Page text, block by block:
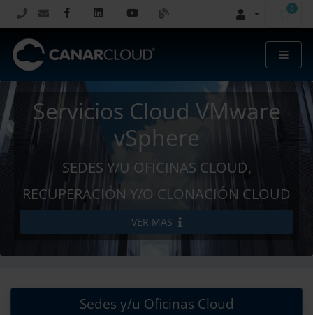
0
Servicios Cloud VMware
vSphere
SEDES Y/U OFICINAS CLOUD,
RECUPERACIÓN Y/O CLONACIÓN CLOUD
VER MAS
Sedes y/u Oficinas Cloud